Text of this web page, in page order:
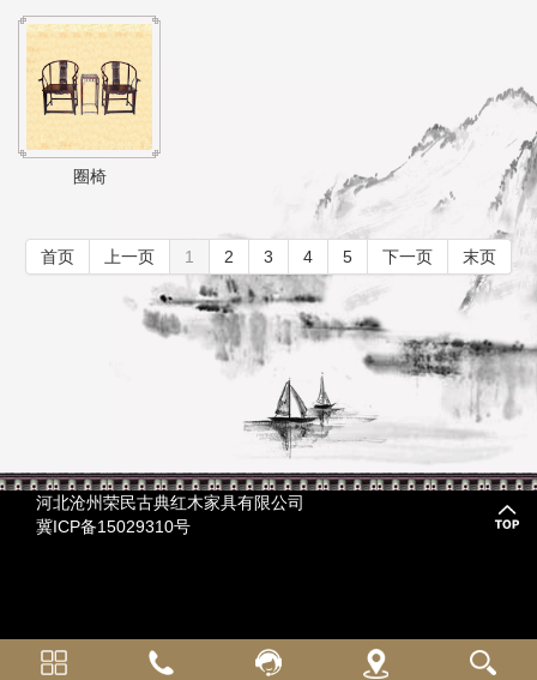
圈椅
首页 上一页 1 2 3 4 5 下一页 末页
河北沧州荣民古典红木家具有限公司
冀ICP备15029310号